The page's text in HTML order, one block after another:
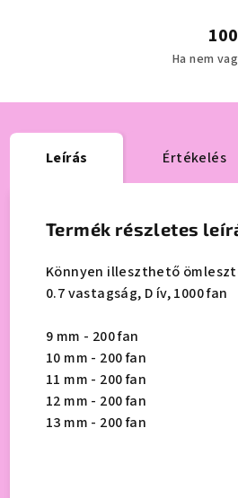
Ha nem
Leírás Értékelés
Termék részletes
Könnyen illeszthető
0.7 vastagság, D ív, 1000 fan
9 mm - 200 fan
10 mm - 200 fan
11 mm - 200 fan
12 mm - 200 fan
13 mm - 200 fan